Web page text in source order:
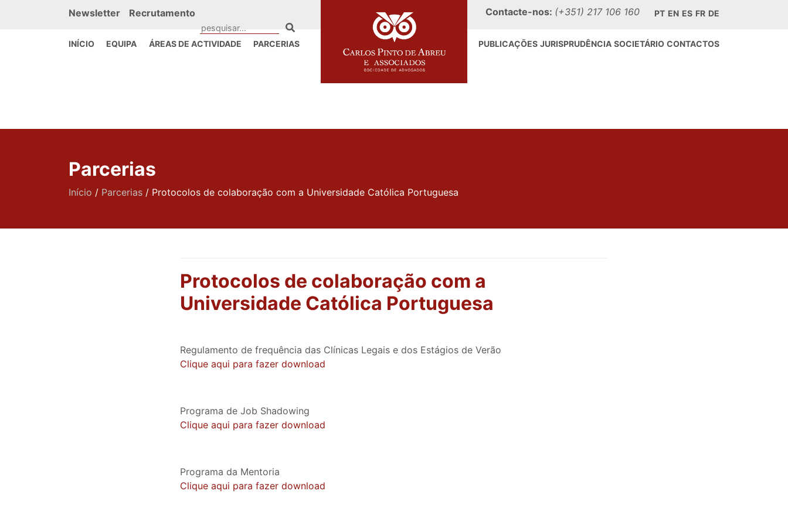
Newsletter Recrutamento Contacte-nos: (+351) 217 106 160 PT EN ES FR DE
INÍCIO EQUIPA ÁREAS DE ACTIVIDADE PARCERIAS PUBLICAÇÕES JURISPRUDÊNCIA SOCIETÁRIO CONTACTOS
Parcerias
Início / Parcerias / Protocolos de colaboração com a Universidade Católica Portuguesa
Protocolos de colaboração com a
Universidade Católica Portuguesa
Regulamento de frequência das Clínicas Legais e dos Estágios de Verão
Clique aqui para fazer download
Programa de Job Shadowing
Clique aqui para fazer download
Programa da Mentoria
Clique aqui para fazer download